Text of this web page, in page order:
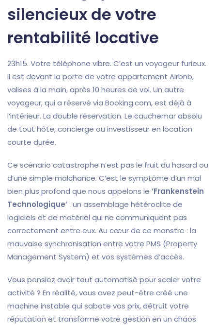
silencieux de votre
rentabilité locative
23h15. Votre téléphone vibre. C’est un voyageur furieux.
Il est devant la porte de votre appartement Airbnb,
valises à la main, après 10 heures de vol. Un autre
voyageur, qui a réservé via Booking.com, est déjà à
l’intérieur. La double réservation. Le cauchemar absolu
de tout hôte, concierge ou investisseur en location
courte durée.
Ce scénario catastrophe n’est pas le fruit du hasard ou
d’une simple malchance. C’est le symptôme d’un mal
bien plus profond que nous appelons le ‘Frankenstein
Technologique’ : un assemblage hétéroclite de
logiciels et de matériel qui ne communiquent pas
correctement entre eux. Au cœur de ce monstre : la
mauvaise synchronisation entre votre PMS (Property
Management System) et vos systèmes d’accès.
Vous pensiez avoir tout automatisé pour scaler votre
activité ? En réalité, vous avez peut-être créé une
machine instable qui sabote vos prix, détruit votre
réputation et transforme votre gestion en un chaos